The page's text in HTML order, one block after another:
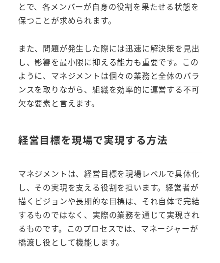
とで、各メンバーが自身の役割を果たせる状態を
保つことが求められます。
また、問題が発生した際には迅速に解決策を見出
し、影響を最小限に抑える能力も重要です。この
ように、マネジメントは個々の業務と全体のバラ
ンスを取りながら、組織を効率的に運営する不可
欠な要素と言えます。
経営目標を現場で実現する方法
マネジメントは、経営目標を現場レベルで具体化
し、その実現を支える役割を担います。経営者が
描くビジョンや長期的な目標は、それ自体で完結
するものではなく、実際の業務を通じて実現され
るものです。このプロセスでは、マネージャーが
橋渡し役として機能します。